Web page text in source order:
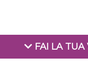
FAI LA TUA